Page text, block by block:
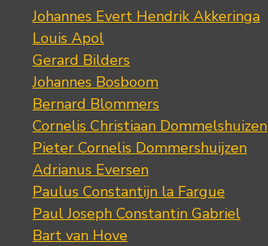
Johannes Evert Hendrik Akkeringa
Louis Apol
Gerard Bilders
Johannes Bosboom
Bernard Blommers
Cornelis Christiaan Dommelshuizen
Pieter Cornelis Dommershuijzen
Adrianus Eversen
Paulus Constantijn la Fargue
Paul Joseph Constantin Gabriel
Bart van Hove